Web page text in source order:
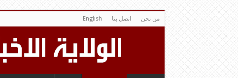
من نحن اتصل بنا English